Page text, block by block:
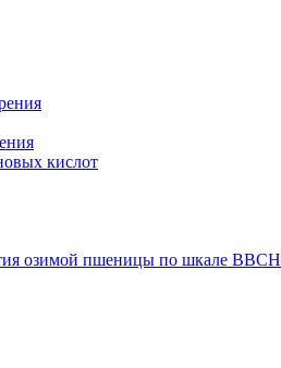
кислот
озимой пшеницы по шкале ВВСН